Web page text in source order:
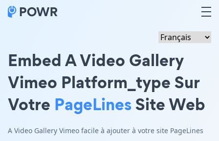
Embed A Video Gallery
Vimeo Platform_type Sur
Votre PageLinesSite Web
A Video Gallery Vimeo facile à ajouter à votre site PageLines